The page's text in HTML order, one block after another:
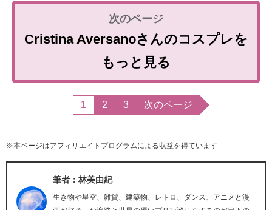
Cristina Aversanoさんのコスプレを
もっと見る
1 2 3 次のページ
※本ページはアフィリエイトプログラムによる収益を得ています
筆者：林美由紀
生き物や星空、雑貨、建築物、レトロ、ダンス、アニメと漫